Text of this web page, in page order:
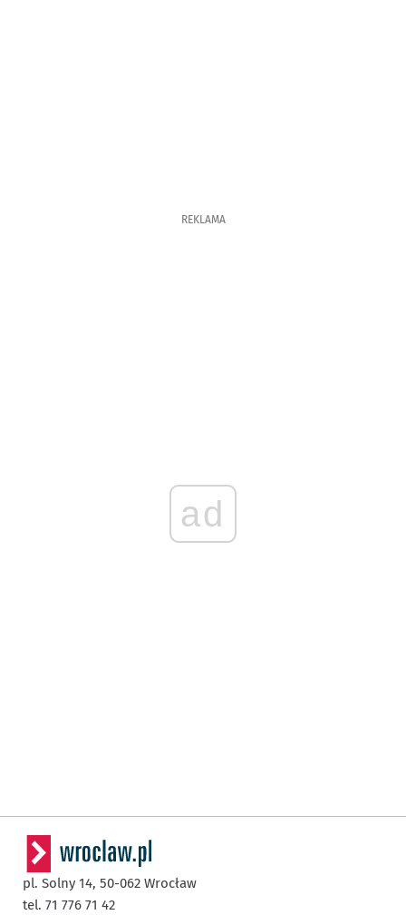
REKLAMA
ad
pl. Solny 14, 50-062 Wrocław
tel. 71 776 71 42